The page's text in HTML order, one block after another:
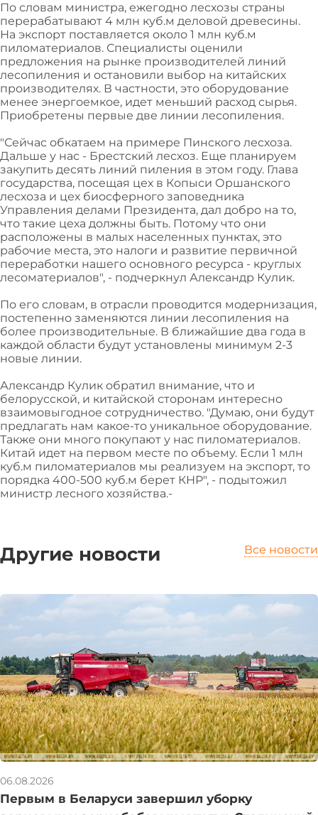
По словам министра, ежегодно лесхозы страны
перерабатывают 4 млн куб.м деловой древесины.
На экспорт поставляется около 1 млн куб.м
пиломатериалов. Специалисты оценили
предложения на рынке производителей линий
лесопиления и остановили выбор на китайских
производителях. В частности, это оборудование
менее энергоемкое, идет меньший расход сырья.
Приобретены первые две линии лесопиления.
"Сейчас обкатаем на примере Пинского лесхоза.
Дальше у нас - Брестский лесхоз. Еще планируем
закупить десять линий пиления в этом году. Глава
государства, посещая цех в Копыси Оршанского
лесхоза и цех биосферного заповедника
Управления делами Президента, дал добро на то,
что такие цеха должны быть. Потому что они
расположены в малых населенных пунктах, это
рабочие места, это налоги и развитие первичной
переработки нашего основного ресурса - круглых
лесоматериалов", - подчеркнул Александр Кулик.
По его словам, в отрасли проводится модернизация,
постепенно заменяются линии лесопиления на
более производительные. В ближайшие два года в
каждой области будут установлены минимум 2-3
новые линии.
Александр Кулик обратил внимание, что и
белорусской, и китайской сторонам интересно
взаимовыгодное сотрудничество. "Думаю, они будут
предлагать нам какое-то уникальное оборудование.
Также они много покупают у нас пиломатериалов.
Китай идет на первом месте по объему. Если 1 млн
куб.м пиломатериалов мы реализуем на экспорт, то
порядка 400-500 куб.м берет КНР", - подытожил
министр лесного хозяйства.-
Другие новости Все новости
06.08.2026
Первым в Беларуси завершил уборку